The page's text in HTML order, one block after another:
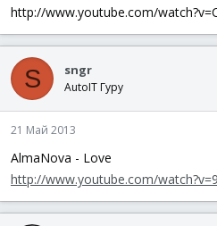
http://www.youtube.com/
S sngr
AutoIT Гуру
21 Май 2013
AlmaNova - Love
http://www.youtube.com/